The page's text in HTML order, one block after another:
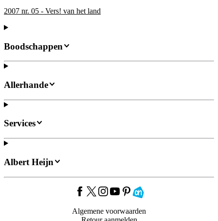
2007 nr. 05 - Vers! van het land
Boodschappen
Allerhande
Services
Albert Heijn
Algemene voorwaarden